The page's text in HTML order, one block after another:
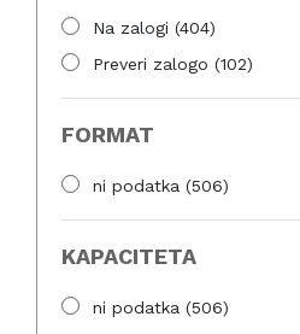
SEAGATE(48)
SYNOLOGY(28)
TEAMGROUP(4)
TOSHIBA
UGREEN
Na zalogi (404)
Preveri zalogo (102)
FORMAT
ni podatka (506)
KAPACITETA
ni podatka (506)